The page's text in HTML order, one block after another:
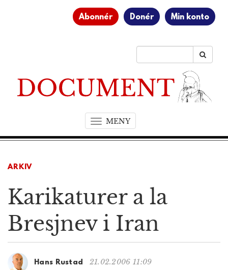
Abonnér Donér Min konto
MENYT
o
a
i
t
ARKIV
Karikaturer a la
Bresjnev i Iran
Hans Rustad 21.02.2006 11:09